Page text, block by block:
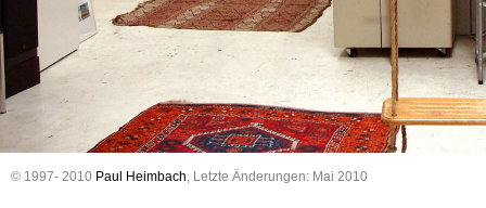
© 1997- 2010 Paul Heimbach, Letzte Änderungen: Mai 2010